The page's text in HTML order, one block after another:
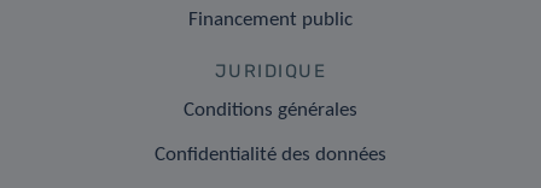
Financement public
JURIDIQUE
Conditions générales
Confidentialité des données